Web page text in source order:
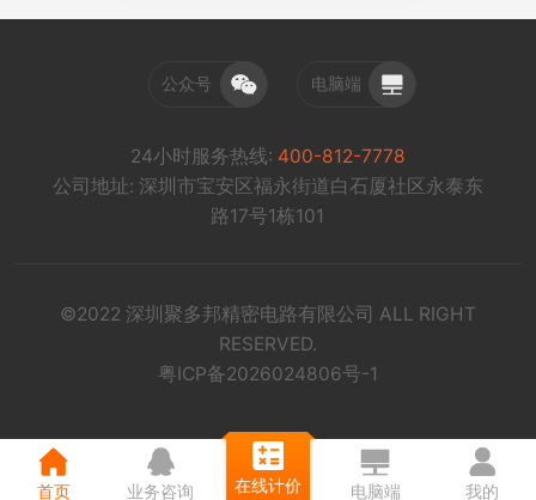
公众号 电脑端
24小时服务热线: 400-812-7778
公司地址: 深圳市宝安区福永街道白石厦社区永泰东
路17号1栋101
©2022 深圳聚多邦精密电路有限公司 ALL RIGHT
RESERVED.
粤ICP备2026024806号-1
首页 业务咨询 在线计价 电脑端 我的